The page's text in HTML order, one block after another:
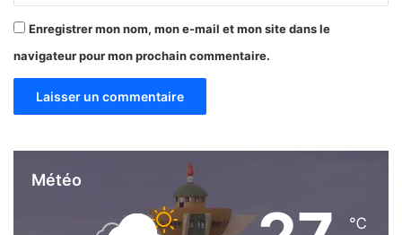
Enregistrer mon nom, mon e-mail et mon site dans le
navigateur pour mon prochain commentaire.
Météo
℃